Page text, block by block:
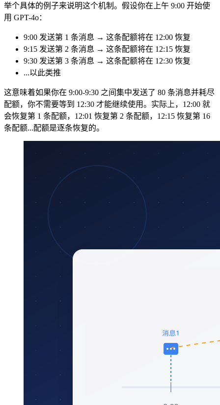
举个具体的例子来说明这个机制。假设你在上午 9:00 开始使
用 GPT-4o：
9:00 发送第 1 条消息 → 这条配额将在 12:00 恢复
9:15 发送第 2 条消息 → 这条配额将在 12:15 恢复
9:30 发送第 3 条消息 → 这条配额将在 12:30 恢复
...以此类推
这意味着如果你在 9:00-9:30 之间集中发送了 80 条消息并耗尽
配额，你不需要等到 12:30 才能继续使用。实际上，12:00 就
会恢复第 1 条配额，12:01 恢复第 2 条配额，12:15 恢复第 16
条配额...配额是逐条恢复的。